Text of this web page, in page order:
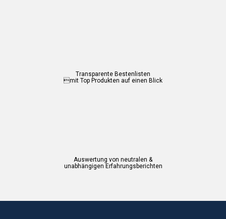
Transparente Bestenlisten
mit Top Produkten auf einen Blick
Auswertung von neutralen &
unabhängigen Erfahrungsberichten